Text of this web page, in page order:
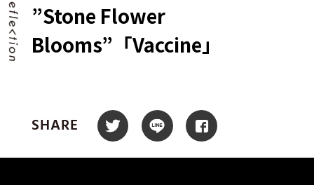
”Stone Flower
Blooms”「Vaccine」
SHARE